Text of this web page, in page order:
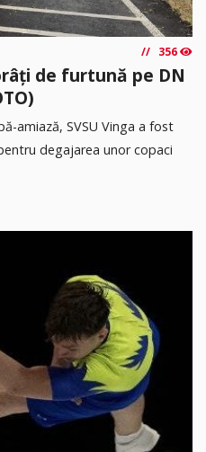
356
de furtună pe DN
amiază, SVSU Vinga a fost
degajarea unor copaci